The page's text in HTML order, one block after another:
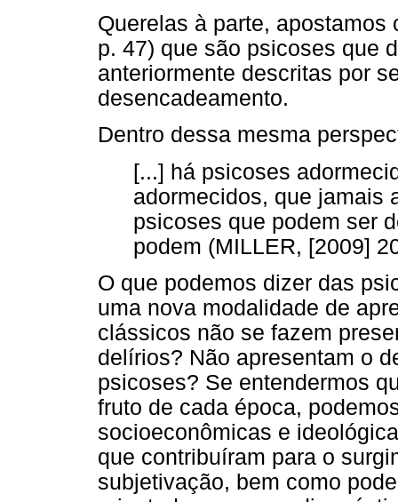
Querelas à parte, apostamos
p. 47) que são psicoses que
anteriormente descritas por
desencadeamento.
Dentro dessa mesma
[...] há psicoses
adormecidos, que jamais
psicoses que podem ser
podem (MILLER, [2009]
O que podemos dizer das
uma nova modalidade de
clássicos não se fazem
delírios? Não apresentam o
psicoses? Se entendermos
fruto de cada época,
socioeconômicas e
que contribuíram para o
subjetivação, bem como